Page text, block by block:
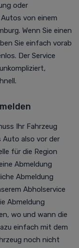
oder
von einem
Wenn Sie einen
Sie einfach vorab
Der Service
Ihr Fahrzeug
Auto also vor der
für die Region
Abmeldung
Abmeldung
Abholservice
Abmeldung
wo und wann die
einfach mit dem
noch nicht